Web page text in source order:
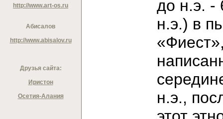
http://www.art-os.ru
Абисалов
http://www.abisalov.ru
Друзья сайта:
Иристон
Осетия-Алания
до н.э. -
н.э.) в
н.э.,